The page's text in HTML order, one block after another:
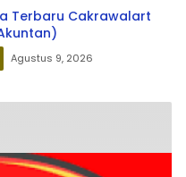
Terbaru Cakrawalart
Agustus 9, 2026